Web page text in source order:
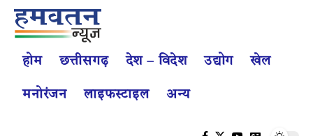
होम छत्तीसगढ़ देश – विदेश उद्योग खेल
मनोरंजन लाइफस्टाइल अन्य